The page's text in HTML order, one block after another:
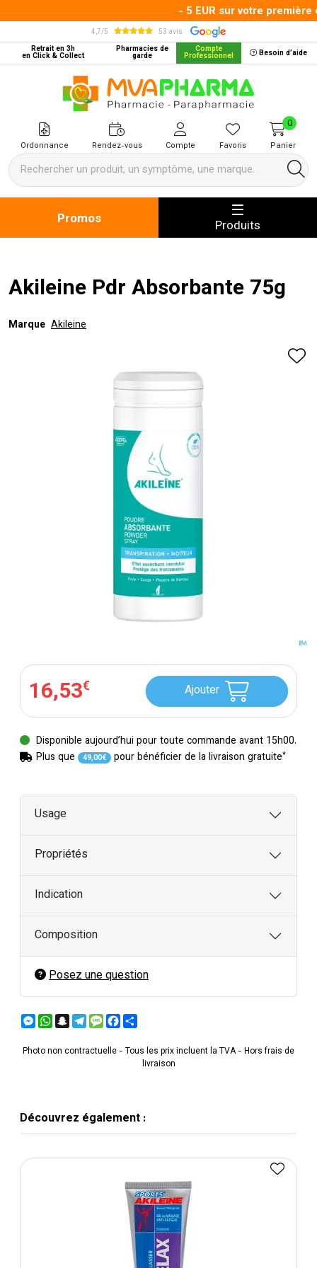
- 5 EUR sur votre première
4,7/5
53 avis
Retrait en 3h
en Click & Collect
Pharmacies de
garde
Compte
Professionnel Besoin d’aide
MVA Pharma Votre pharmacie
Ordonnance Rendez-vous Compte Favoris Panier
0
Promos Produits
Akileine Pdr Absorbante 75g
Marque Akileine
16,53€ Ajouter
Disponible aujourd’hui pour toute commande avant 15h00.
Plus que
49,00€ pour bénéficier de la livraison gratuite*
Usage
Propriétés
Indication
Composition
Posez une question
Messenger
WhatsApp
Snapchat
Telegram
MessageFacebook
Photo non contractuelle - Tous les prix incluent la TVA - Hors frais de
livraison
Découvrez également :